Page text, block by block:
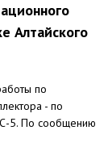
Алтайского
по
- по
5. По сообщению